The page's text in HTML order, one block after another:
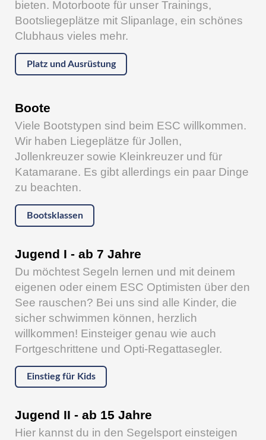
bieten. Motorboote für unser Trainings,
Bootsliegeplätze mit Slipanlage, ein schönes
Clubhaus vieles mehr.
Platz und Ausrüstung
Boote
Viele Bootstypen sind beim ESC willkommen.
Wir haben Liegeplätze für Jollen,
Jollenkreuzer sowie Kleinkreuzer und für
Katamarane. Es gibt allerdings ein paar Dinge
zu beachten.
Bootsklassen
Jugend I - ab 7 Jahre
Du möchtest Segeln lernen und mit deinem
eigenen oder einem ESC Optimisten über den
See rauschen? Bei uns sind alle Kinder, die
sicher schwimmen können, herzlich
willkommen! Einsteiger genau wie auch
Fortgeschrittene und Opti-Regattasegler.
Einstieg für Kids
Jugend II - ab 15 Jahre
Hier kannst du in den Segelsport einsteigen